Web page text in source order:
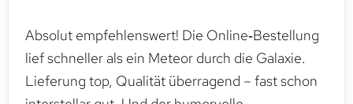
Absolut empfehlenswert! Die Online‑Bestellung
lief schneller als ein Meteor durch die Galaxie.
Lieferung top, Qualität überragend – fast schon